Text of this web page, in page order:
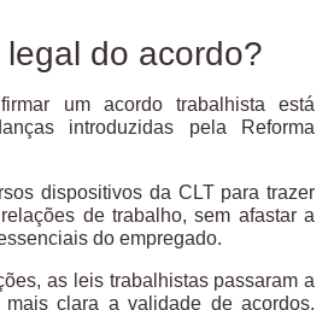
do acordo?
um acordo trabalhista está
introduzidas pela
Reforma
dispositivos da CLT para trazer
de trabalho, sem afastar a
do empregado.
as leis trabalhistas passaram a
mais clara a validade de acordos,